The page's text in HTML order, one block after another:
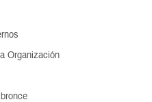
Organización